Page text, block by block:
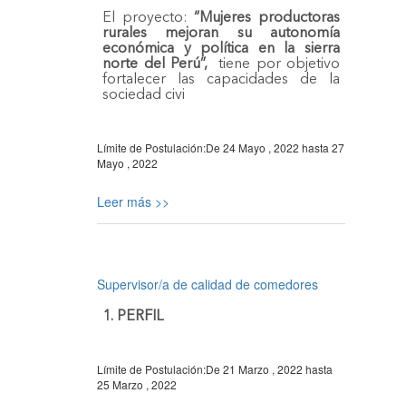
El proyecto:“Mujeres productoras
rurales mejoran su autonomía
económica y política en la sierra
norte del Perú”,tiene por objetivo
fortalecer las capacidades de la
sociedad civi
Límite de Postulación:De24 Mayo , 2022 hasta27
Mayo , 2022
Leer más >>
Supervisor/a de calidad de comedores
1. PERFIL
Límite de Postulación:De21 Marzo , 2022 hasta
25 Marzo , 2022